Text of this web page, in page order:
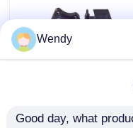
ニュース
ブログ
Wendy
Good day, what